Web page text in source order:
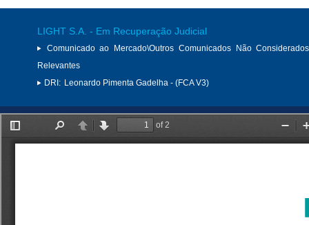
LIGHT S.A. - Em Recuperação Judicial
Comunicado ao Mercado\Outros Comunicados Não
Relevantes
DRI: Leonardo Pimenta Gadelha - (FCA V3)